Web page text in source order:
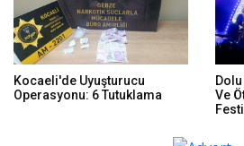
Kocaeli'de Uyuşturucu
Operasyonu: 6 Tutuklama
Ve